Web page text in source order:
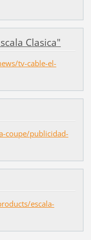
Clasica"
tv-cable-el-
coupe/publicidad-
escala-